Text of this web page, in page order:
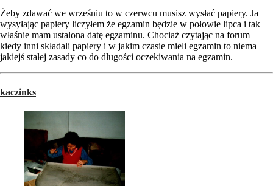
Żeby zdawać we wrześniu to w czerwcu musisz wysłać papiery. Ja
wysyłając papiery liczyłem że egzamin będzie w połowie lipca i tak
właśnie mam ustalona datę egzaminu. Chociaż czytając na forum
kiedy inni składali papiery i w jakim czasie mieli egzamin to niema
jakiejś stałej zasady co do długości oczekiwania na egzamin.
kaczinks